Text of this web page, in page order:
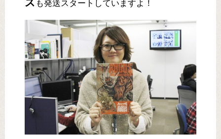
ズも発送スタートしていますよ！